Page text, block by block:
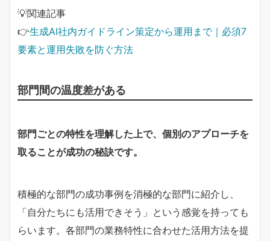
💡関連記事
👉生成AI社内ガイドライン策定から運用まで｜必須7
要素と運用失敗を防ぐ方法
部門間の温度差がある
部門ごとの特性を理解した上で、個別のアプローチを
取ることが成功の秘訣です。
積極的な部門の成功事例を消極的な部門に紹介し、
「自分たちにも活用できそう」という感覚を持っても
らいます。各部門の業務特性に合わせた活用方法を提